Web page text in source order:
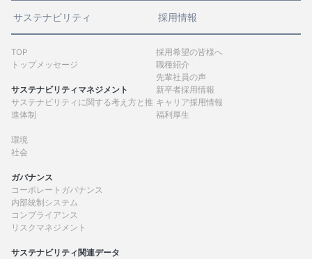
サステナビリティ
TOP
トップメッセージ
サステナビリティマネジメント
サステナビリティに関する考え方と推
進体制
環境
社会
ガバナンス
コーポレートガバナンス
内部統制システム
コンプライアンス
リスクマネジメント
サステナビリティ関連データ
採用情報
採用希望の皆様へ
職種紹介
先輩社員の声
新卒者採用情報
キャリア採用情報
福利厚生